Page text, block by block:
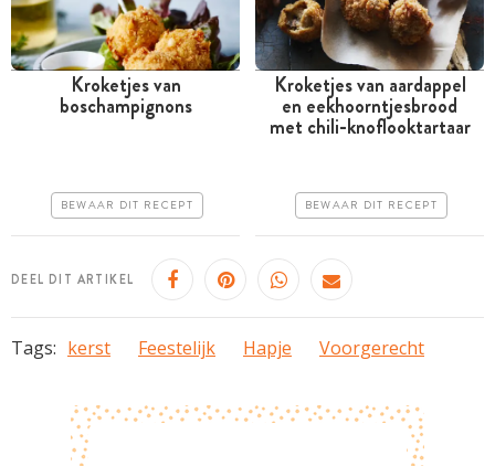
Meer dan 1 uur
Makkelijk
Kroketjes van
boschampignons
BEWAAR DIT RECEPT
Meer dan 1 uur
Makkelijk
Kroketjes van aardappel
en eekhoorntjesbrood
met chili-knoflooktartaar
BEWAAR DIT RECEPT
DEEL DIT ARTIKEL
Tags: kerst Feestelijk Hapje Voorgerecht